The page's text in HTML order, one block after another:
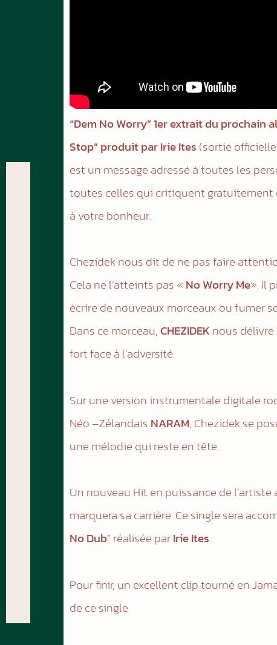
“Dem No Worry” 1er extrait du prochain
Stop” produit par Irie Ites (sortie officielle
est un message adressé à toutes les
toutes celles qui critiquent gratuitement
à votre bonheur.
Chezidek nous dit de ne pas faire
Cela ne l’atteints pas « No Worry Me». Il
écrire de nouveaux morceaux ou fumer
Dans ce morceau,CHEZIDEK nous
fort face à l’adversité.
Sur une version instrumentale digitale
Néo –Zélandais NARAM, Chezidek se
une mélodie qui reste en tête.
Un nouveau Hit en puissance de
marquera sa carrière. Ce single sera
No Dub” réalisée parIrie Ites.
Pour finir, un excellent clip tourné en
de ce single